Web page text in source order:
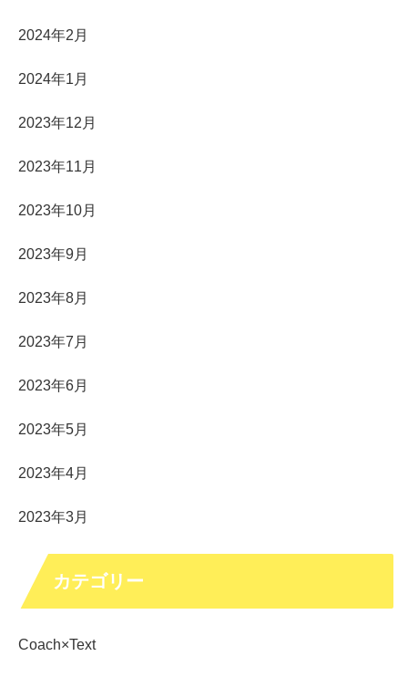
2024年2月
2024年1月
2023年12月
2023年11月
2023年10月
2023年9月
2023年8月
2023年7月
2023年6月
2023年5月
2023年4月
2023年3月
カテゴリー
Coach×Text